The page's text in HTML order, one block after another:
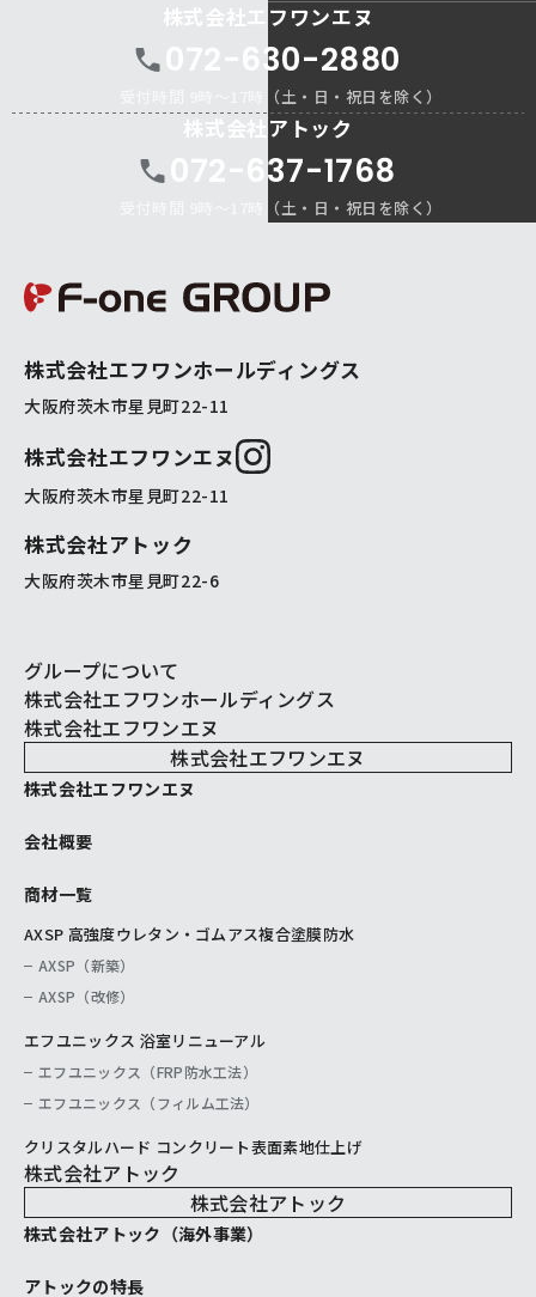
株式会社エフワンエヌ
072-630-2880
受付時間 9時～17時（土・日・祝日を除く）
株式会社アトック
072-637-1768
受付時間 9時～17時（土・日・祝日を除く）
エフワングループ 株
株式会社エフワンホールディングス
大阪府茨木市星見町22-11
株式会社エフワンエヌ公式インスタグラム
大阪府茨木市星見町22-11
株式会社アトック
大阪府茨木市星見町22-6
グループについて
株式会社エフワンホールディングス
株式会社エフワンエヌ
株式会社エフワンエヌ
株式会社エフワンエヌ
会社概要
商材一覧
AXSP 高強度ウレタン・ゴムアス複合塗膜防水
AXSP（新築）
AXSP（改修）
エフユニックス 浴室リニューアル
エフユニックス（FRP防水工法）
エフユニックス（フィルム工法）
クリスタルハード コンクリート表面素地仕上げ
株式会社アトック
株式会社アトック
株式会社アトック（海外事業）
アトックの特長